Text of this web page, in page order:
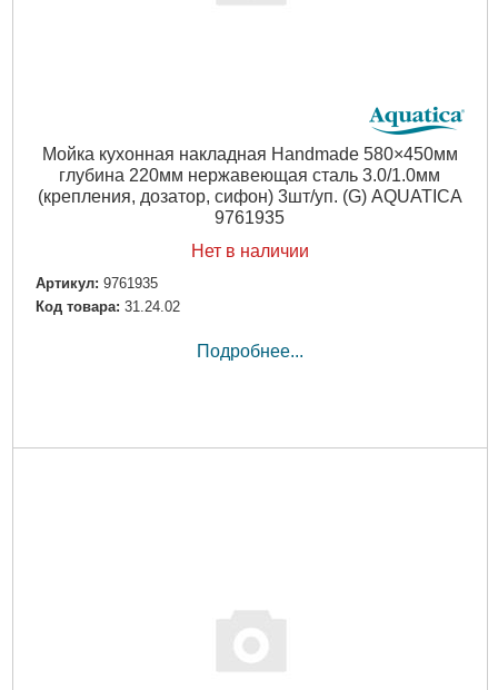
Мойка кухонная накладная Handmade 580×450мм
глубина 220мм нержавеющая сталь 3.0/1.0мм
(крепления, дозатор, сифон) 3шт/уп. (G) AQUATICA
9761935
Нет в наличии
Артикул: 9761935
Код товара: 31.24.02
Подробнее...